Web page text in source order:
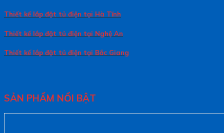
Thiết kế lắp đặt tủ điện tại Hà Tĩnh
Thiết kế lắp đặt tủ điện tại Nghệ An
Thiết kế lắp đặt tủ điện tại Bắc Giang
SẢN PHẨM NỔI BẬT